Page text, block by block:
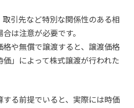
引先など特別な関係性のある相
は注意が必要です。
や無償で譲渡すると、譲渡価格
」によって株式譲渡が行われた
る前提でいると、実際には時価